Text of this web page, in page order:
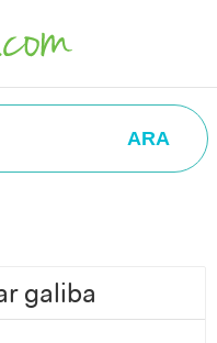
ARA
galiba